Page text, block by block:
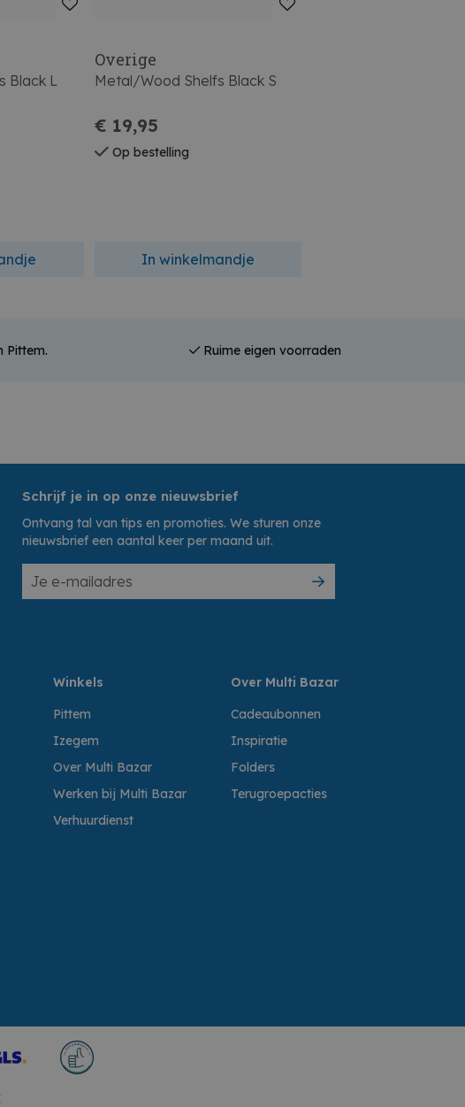
Black L
Overige
Metal/Wood Shelfs Black S
€ 19,95
Op bestelling
In winkelmandje
Pittem. Ruime eigen voorraden
Schrijf je in op onze nieuwsbrief
Ontvang tal van tips en promoties. We sturen onze
nieuwsbrief een aantal keer per maand uit.
Winkels
Pittem
Izegem
Over Multi Bazar
Werken bij Multi Bazar
Verhuurdienst
Over Multi Bazar
Cadeaubonnen
Inspiratie
Folders
Terugroepacties